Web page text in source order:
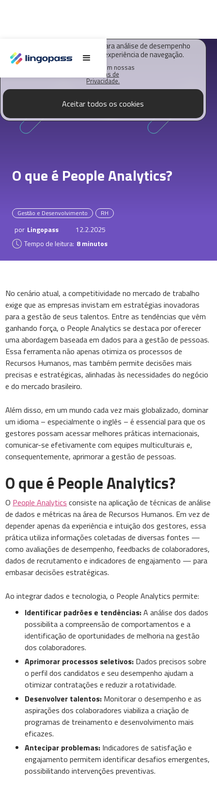
O Lingopass utiliza cookies para análise de desempenho
deste site e melhorar sua experiência de navegação.
Saiba mais em nossas
Políticas de
Privacidade.
Aceitar todos os cookies
O que é People Analytics?
Gestão e Desenvolvimento RH
por Lingopass
12.2.2025
Tempo de leitura: 8 minutos
No cenário atual, a competitividade no mercado de trabalho
exige que as empresas invistam em estratégias inovadoras
para a gestão de seus talentos. Entre as tendências que vêm
ganhando força, o People Analytics se destaca por oferecer
uma abordagem baseada em dados para a gestão de pessoas.
Essa ferramenta não apenas otimiza os processos de
Recursos Humanos, mas também permite decisões mais
precisas e estratégicas, alinhadas às necessidades do negócio
e do mercado brasileiro.
Além disso, em um mundo cada vez mais globalizado, dominar
um idioma – especialmente o inglês – é essencial para que os
gestores possam acessar melhores práticas internacionais,
comunicar-se efetivamente com equipes multiculturais e,
consequentemente, aprimorar a gestão de pessoas.
O que é People Analytics?
O People Analytics consiste na aplicação de técnicas de análise
de dados e métricas na área de Recursos Humanos. Em vez de
depender apenas da experiência e intuição dos gestores, essa
prática utiliza informações coletadas de diversas fontes —
como avaliações de desempenho, feedbacks de colaboradores,
dados de recrutamento e indicadores de engajamento — para
embasar decisões estratégicas.
Ao integrar dados e tecnologia, o People Analytics permite:
Identificar padrões e tendências:A análise dos dados
possibilita a compreensão de comportamentos e a
identificação de oportunidades de melhoria na gestão
dos colaboradores.
Aprimorar processos seletivos: Dados precisos sobre
o perfil dos candidatos e seu desempenho ajudam a
otimizar contratações e reduzir a rotatividade.
Desenvolver talentos: Monitorar o desempenho e as
aspirações dos colaboradores viabiliza a criação de
programas de treinamento e desenvolvimento mais
eficazes.
Antecipar problemas: Indicadores de satisfação e
engajamento permitem identificar desafios emergentes,
possibilitando intervenções preventivas.